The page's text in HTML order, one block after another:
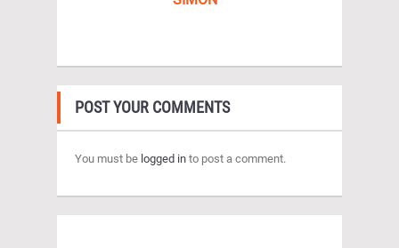
POST YOUR COMMENTS
You must be logged in to post a comment.